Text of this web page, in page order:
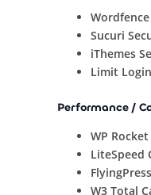
Wordfence
Sucuri
iThemes
Limit
Performance /
WP Rocket
LiteSpeed
FlyingPress
W3 Total